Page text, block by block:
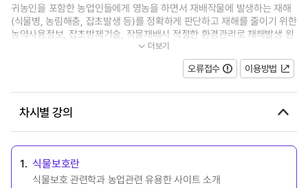
귀농인을 포함한 농업인들에게 영농을 하면서 재배작물에 발생하는 재해
(식물병, 농림해충, 잡초발생 등)를 정확하게 판단하고 재해를 줄이기 위한
농약사용정보, 잡초방제기술, 작물재배시 적절한 환경관리로 재해발생 원
인을 제거하는 기술 등 적절한 조... 더보기
오류접수 이용방법
차시별 강의
1. 식물보호란
식물보호 관련학과 농업관련 유용한 사이트 소개